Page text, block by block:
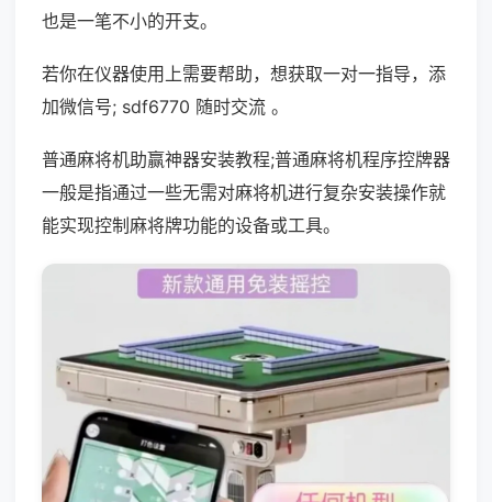
也是一笔不小的开支。
若你在仪器使用上需要帮助，想获取一对一指导，添
加微信号; sdf6770 随时交流 。
普通麻将机助赢神器安装教程;普通麻将机程序控牌器
一般是指通过一些无需对麻将机进行复杂安装操作就
能实现控制麻将牌功能的设备或工具。